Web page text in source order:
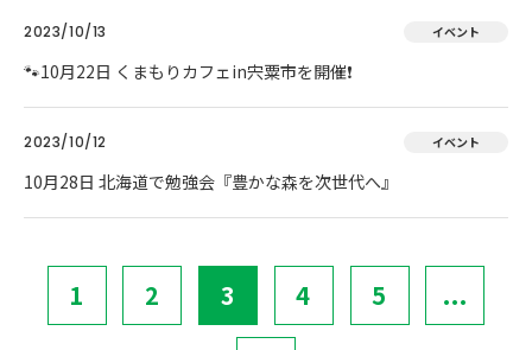
2023/10/13 イベント
🐾10月22日 くまもりカフェin宍粟市を開催❗
2023/10/12 イベント
10月28日 北海道で勉強会『豊かな森を次世代へ』
1 2 3 4 5 ...